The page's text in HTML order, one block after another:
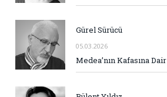
Gürel Sürücü
05.03.2026
Medea’nın Kafasına Dair